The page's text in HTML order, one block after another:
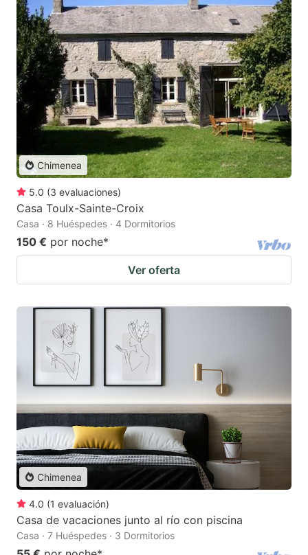
Chimenea
5.0 (3 evaluaciones)
Casa Toulx-Sainte-Croix
Casa · 8 Huéspedes · 4 Dormitorios
150 € por noche*
Ver oferta
Chimenea
4.0 (1 evaluación)
Casa de vacaciones junto al río con piscina
Casa · 7 Huéspedes · 3 Dormitorios